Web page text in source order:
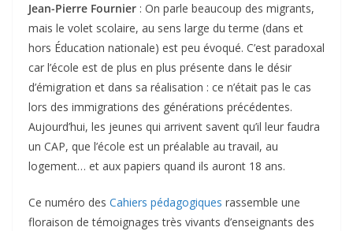
Jean-Pierre Fournier : On parle beaucoup des migrants,
mais le volet scolaire, au sens large du terme (dans et
hors Éducation nationale) est peu évoqué. C’est paradoxal
car l’école est de plus en plus présente dans le désir
d’émigration et dans sa réalisation : ce n’était pas le cas
lors des immigrations des générations précédentes.
Aujourd’hui, les jeunes qui arrivent savent qu’il leur faudra
un CAP, que l’école est un préalable au travail, au
logement… et aux papiers quand ils auront 18 ans.
Ce numéro des Cahiers pédagogiques rassemble une
floraison de témoignages très vivants d’enseignants des